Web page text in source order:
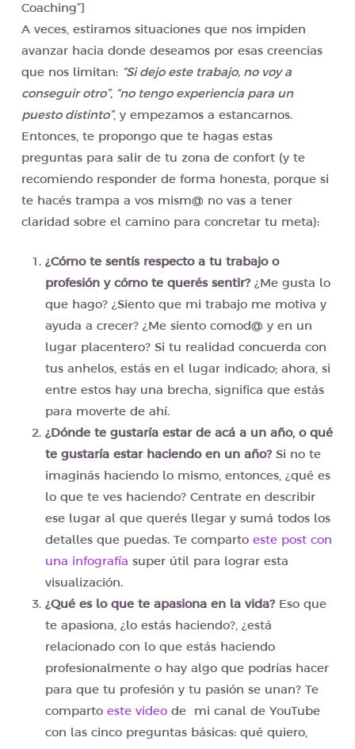
Coaching”]
A veces, estiramos situaciones que nos impiden
avanzar hacia donde deseamos por esas creencias
que nos limitan: “Si dejo este trabajo, no voy a
conseguir otro”, “no tengo experiencia para un
puesto distinto”, y empezamos a estancarnos.
Entonces, te propongo que te hagas estas
preguntas para salir de tu zona de confort (y te
recomiendo responder de forma honesta, porque si
te hacés trampa a vos mism@ no vas a tener
claridad sobre el camino para concretar tu meta):
¿Cómo te sentís respecto a tu trabajo o
profesión y cómo te querés sentir?¿Me gusta lo
que hago? ¿Siento que mi trabajo me motiva y
ayuda a crecer? ¿Me siento comod@ y en un
lugar placentero? Si tu realidad concuerda con
tus anhelos, estás en el lugar indicado; ahora, si
entre estos hay una brecha, significa que estás
para moverte de ahí.
¿Dónde te gustaría estar de acá a un año, o qué
te gustaría estar haciendo en un año? Si no te
imaginás haciendo lo mismo, entonces, ¿qué es
lo que te ves haciendo? Centrate en describir
ese lugar al que querés llegar y sumá todos los
detalles que puedas. Te comparto este post con
una infografía super útil para lograr esta
visualización.
¿Qué es lo que te apasiona en la vida?Eso que
te apasiona, ¿lo estás haciendo?, ¿está
relacionado con lo que estás haciendo
profesionalmente o hay algo que podrías hacer
para que tu profesión y tu pasión se unan? Te
comparto este videode mi canal de YouTube
con las cinco preguntas básicas: qué quiero,